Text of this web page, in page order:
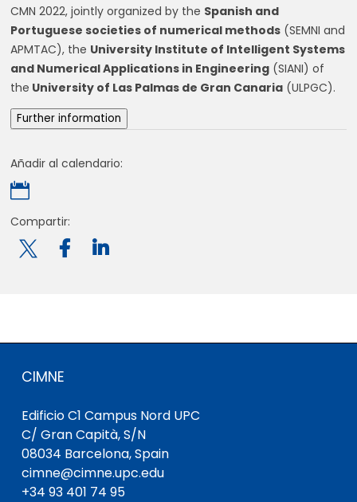
CMN 2022, jointly organized by the Spanish and
Portuguese societies of numerical methods (SEMNI and
APMTAC), the University Institute of Intelligent Systems
and Numerical Applications in Engineering (SIANI) of
the University of Las Palmas de Gran Canaria (ULPGC).
Further information
Añadir al calendario:

Compartir:

CIMNE
Edificio C1 Campus Nord UPC
C/ Gran Capità, S/N
08034 Barcelona, Spain
cimne@cimne.upc.edu
+34 93 401 74 95